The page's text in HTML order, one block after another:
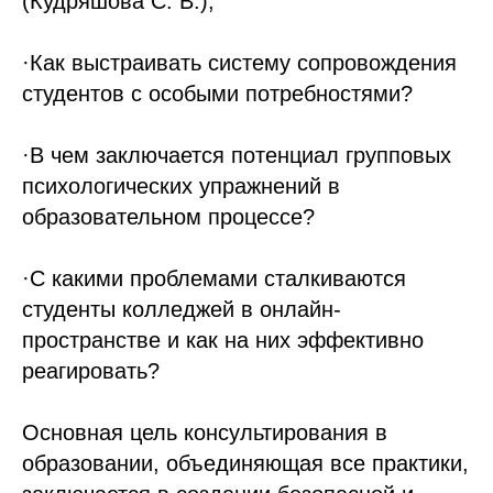
·Как выстраивать систему сопровождения
студентов с особыми потребностями?
·В чем заключается потенциал групповых
психологических упражнений в
образовательном процессе?
·С какими проблемами сталкиваются
студенты колледжей в онлайн-
пространстве и как на них эффективно
реагировать?
Основная цель консультирования в
образовании, объединяющая все практики,